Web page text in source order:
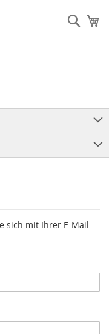
sich mit Ihrer E-Mail-